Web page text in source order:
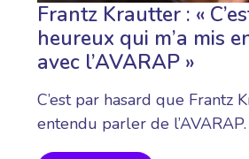
Frantz Krautter : «
heureux qui m’a mis
avec l’AVARAP »
C’est par hasard que Frantz
entendu parler de